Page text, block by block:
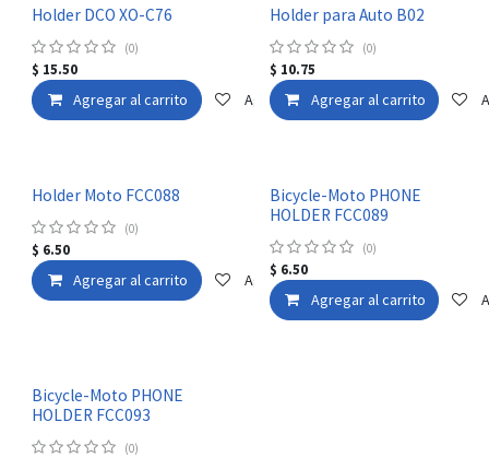
Holder DCO XO-C76
(0)
$ 15.50
Agregar al carrito Agregar a la lista de deseos
Holder para Auto B02
(0)
$ 10.75
Agregar al carrito
Holder Moto FCC088
(0)
$ 6.50
Agregar al carrito Agregar a la lista de deseos
Bicycle-Moto PHONE
HOLDER FCC089
(0)
$ 6.50
Agregar al carrito
Bicycle-Moto PHONE
HOLDER FCC093
(0)